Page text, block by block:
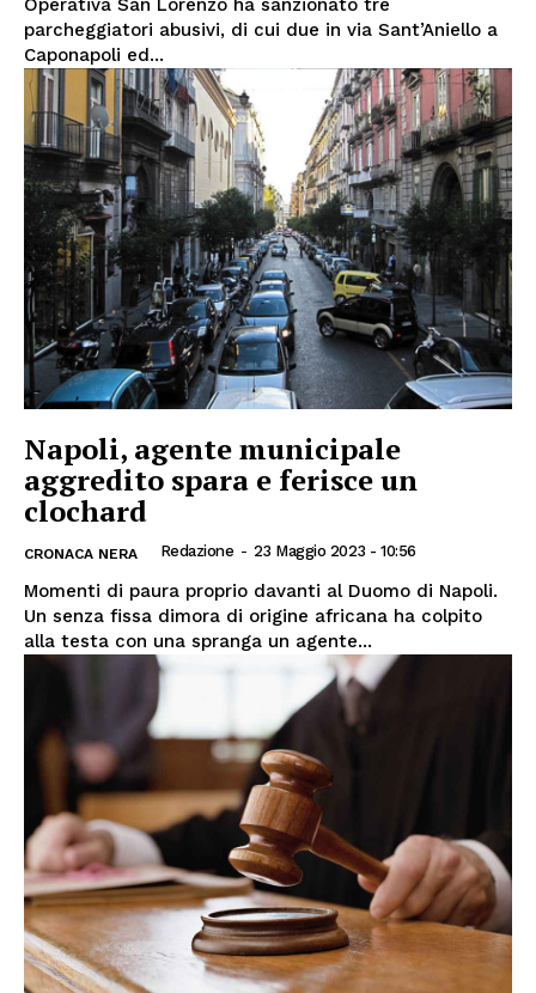
Operativa San Lorenzo ha sanzionato tre
parcheggiatori abusivi, di cui due in via Sant’Aniello a
Caponapoli ed...
Napoli, agente municipale
aggredito spara e ferisce un
clochard
CRONACA NERA Redazione - 23 Maggio 2023 - 10:56
Momenti di paura proprio davanti al Duomo di Napoli.
Un senza fissa dimora di origine africana ha colpito
alla testa con una spranga un agente...